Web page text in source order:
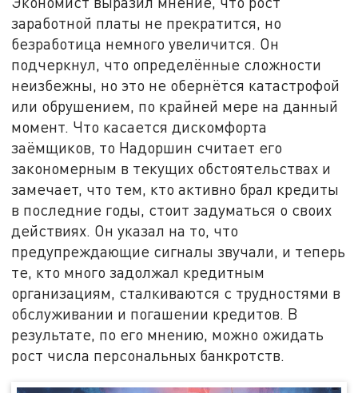
заработной платы не прекратится, но
безработица немного увеличится. Он
подчеркнул, что определённые сложности
неизбежны, но это не обернётся катастрофой
или обрушением, по крайней мере на данный
момент. Что касается дискомфорта
заёмщиков, то Надоршин считает его
закономерным в текущих обстоятельствах и
замечает, что тем, кто активно брал кредиты
в последние годы, стоит задуматься о своих
действиях. Он указал на то, что
предупреждающие сигналы звучали, и теперь
те, кто много задолжал кредитным
организациям, сталкиваются с трудностями в
обслуживании и погашении кредитов. В
результате, по его мнению, можно ожидать
рост числа персональных банкротств.